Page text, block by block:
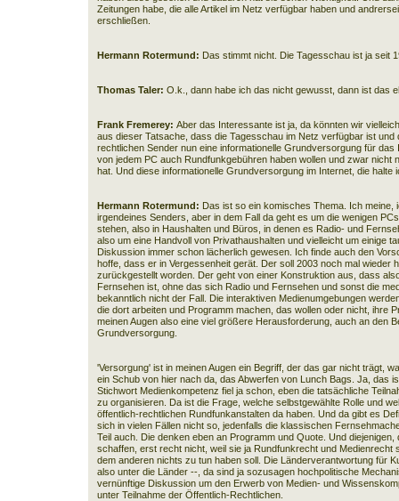
Zeitungen habe, die alle Artikel im Netz verfügbar haben und
erschließen.
Hermann Rotermund: Das stimmt nicht. Die Tagesschau ist ja seit
Thomas Taler: O.k., dann habe ich das nicht gewusst, dann ist das
Frank Fremerey: Aber das Interessante ist ja, da könnten wir
aus dieser Tatsache, dass die Tagesschau im Netz verfügbar ist
rechtlichen Sender nun eine informationelle Grundversorgung für
von jedem PC auch Rundfunkgebühren haben wollen und zwar nicht
hat. Und diese informationelle Grundversorgung im Internet, die
Hermann Rotermund: Das ist so ein komisches Thema. Ich meine,
irgendeines Senders, aber in dem Fall da geht es um die wenigen
stehen, also in Haushalten und Büros, in denen es Radio- und
also um eine Handvoll von Privathaushalten und vielleicht um einige
Diskussion immer schon lächerlich gewesen. Ich finde auch den
hoffe, dass er in Vergessenheit gerät. Der soll 2003 noch mal wieder
zurückgestellt worden. Der geht von einer Konstruktion aus, dass
Fernsehen ist, ohne das sich Radio und Fernsehen und sonst die
bekanntlich nicht der Fall. Die interaktiven Medienumgebungen
die dort arbeiten und Programm machen, das wollen oder nicht, ihre
meinen Augen also eine viel größere Herausforderung, auch an den
Grundversorgung.
'Versorgung' ist in meinen Augen ein Begriff, der das gar nicht trägt,
ein Schub von hier nach da, das Abwerfen von Lunch Bags. Ja, das
Stichwort Medienkompetenz fiel ja schon, eben die tatsächliche
zu organisieren. Da ist die Frage, welche selbstgewählte Rolle und
öffentlich-rechtlichen Rundfunkanstalten da haben. Und da gibt es
sich in vielen Fällen nicht so, jedenfalls die klassischen
Teil auch. Die denken eben an Programm und Quote. Und
schaffen, erst recht nicht, weil sie ja Rundfunkrecht und Medienrecht
dem anderen nichts zu tun haben soll. Die Länderverantwortung für
also unter die Länder --, da sind ja sozusagen hochpolitische
vernünftige Diskussion um den Erwerb von Medien- und
unter Teilnahme der Öffentlich-Rechtlichen.